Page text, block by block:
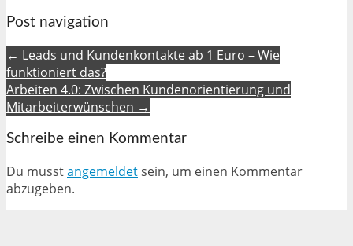
Post navigation
← Leads und Kundenkontakte ab 1 Euro – Wie
funktioniert das?
Arbeiten 4.0: Zwischen Kundenorientierung und
Mitarbeiterwünschen →
Schreibe einen Kommentar
Du musstangemeldetsein, um einen Kommentar
abzugeben.